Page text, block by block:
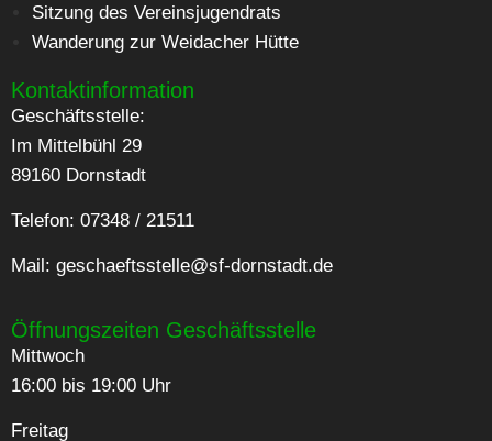
Sitzung des Vereinsjugendrats
Wanderung zur Weidacher Hütte
Kontaktinformation
Geschäftsstelle:
Im Mittelbühl 29
89160 Dornstadt
Telefon: 07348 / 21511
Mail: geschaeftsstelle@sf-dornstadt.de
Öffnungszeiten Geschäftsstelle
Mittwoch
16:00 bis 19:00 Uhr
Freitag